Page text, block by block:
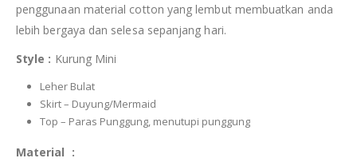
penggunaan material cotton yang lembut membuatkan anda
lebih bergaya dan selesa sepanjang hari.
Style : Kurung Mini
Leher Bulat
Skirt – Duyung/Mermaid
Top – Paras Punggung, menutupi punggung
Material :